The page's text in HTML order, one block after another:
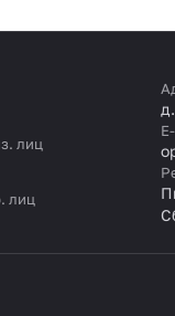
лиц
лиц